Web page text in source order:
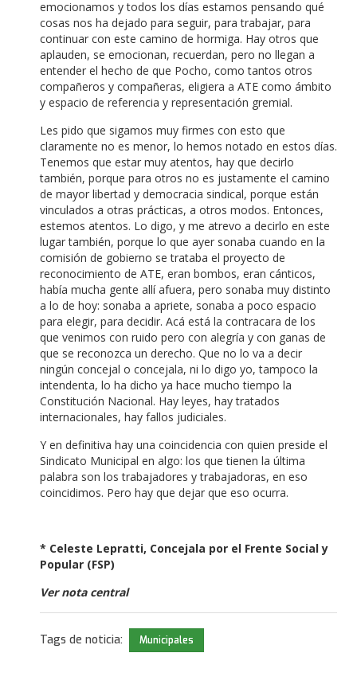
emocionamos y todos los días estamos pensando qué
cosas nos ha dejado para seguir, para trabajar, para
continuar con este camino de hormiga. Hay otros que
aplauden, se emocionan, recuerdan, pero no llegan a
entender el hecho de que Pocho, como tantos otros
compañeros y compañeras, eligiera a ATE como ámbito
y espacio de referencia y representación gremial.
Les pido que sigamos muy firmes con esto que
claramente no es menor, lo hemos notado en estos días.
Tenemos que estar muy atentos, hay que decirlo
también, porque para otros no es justamente el camino
de mayor libertad y democracia sindical, porque están
vinculados a otras prácticas, a otros modos. Entonces,
estemos atentos. Lo digo, y me atrevo a decirlo en este
lugar también, porque lo que ayer sonaba cuando en la
comisión de gobierno se trataba el proyecto de
reconocimiento de ATE, eran bombos, eran cánticos,
había mucha gente allí afuera, pero sonaba muy distinto
a lo de hoy: sonaba a apriete, sonaba a poco espacio
para elegir, para decidir. Acá está la contracara de los
que venimos con ruido pero con alegría y con ganas de
que se reconozca un derecho. Que no lo va a decir
ningún concejal o concejala, ni lo digo yo, tampoco la
intendenta, lo ha dicho ya hace mucho tiempo la
Constitución Nacional. Hay leyes, hay tratados
internacionales, hay fallos judiciales.
Y en definitiva hay una coincidencia con quien preside el
Sindicato Municipal en algo: los que tienen la última
palabra son los trabajadores y trabajadoras, en eso
coincidimos. Pero hay que dejar que eso ocurra.
* Celeste Lepratti, Concejala por el Frente Social y
Popular (FSP)
Ver nota central
Tags de noticia: Municipales